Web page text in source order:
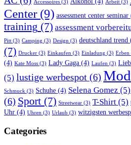
Accessoires (3) Arbeit (3)
Center(9) assessment center seminar
training (7) assessment
Pitt (3) Camping (3) Design (3) deutschland trend
(7) Drucker (3) Einkaufen (3) Einladung (3) Erben
(4) Kate Moss (3) Lady Gaga (4) Laufen (3)
(5) lustige werbespot (6)
Schmuck (3) Schuhe (4) Selena Gomez (5)
(6) Sport (7) Streetwear (3) T-Shirt (5)
Uhr (4) Uhren (3) Urlaub (3) witzigsten
Categories